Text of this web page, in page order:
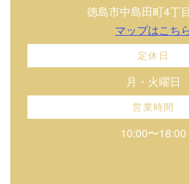
徳島市中島田町4丁
マップはこち
定休日
月・火曜日
営業時間
10:00〜18:00